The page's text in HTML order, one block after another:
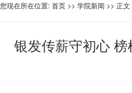
您现在所在位置: 首页 >> 学院新闻 >> 正文
银发传薪守初心